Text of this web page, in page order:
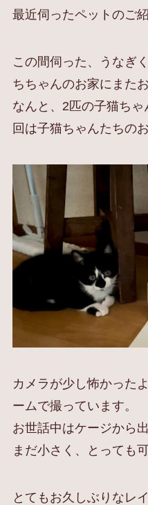
最近伺ったペットのご
この間伺った、うなぎ
ちちゃんのお家にまた
なんと、2匹の子猫ち
回は子猫ちゃんたちの
カメラが少し怖かった
ームで撮っています。
お世話中はケージから
まだ小さく、とっても
とてもお久しぶりなレ